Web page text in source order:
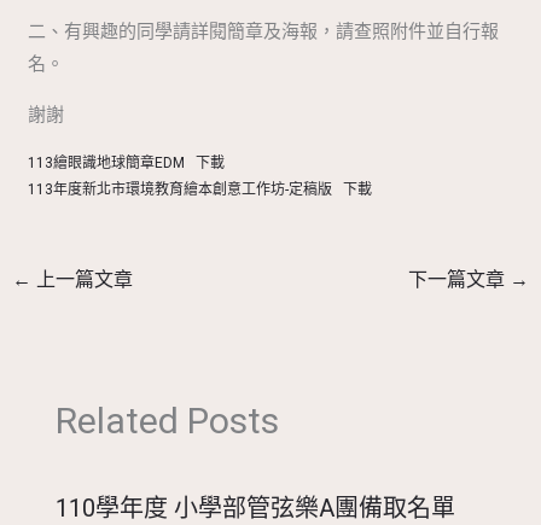
二、有興趣的同學請詳閱簡章及海報，請查照附件並自行報
名。
謝謝
113繪眼識地球簡章EDM
下載
113年度新北市環境教育繪本創意工作坊-定稿版
下載
← 上一篇文章 下一篇文章 →
Related Posts
110學年度 小學部管弦樂A團備取名單